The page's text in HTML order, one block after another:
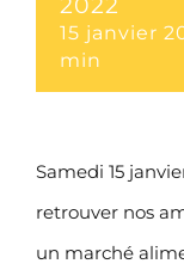
15 janvier
min
Samedi 15
retrouver nos
un marché